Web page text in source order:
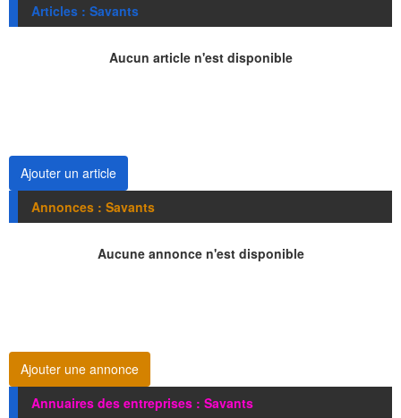
Articles : Savants
Aucun article n'est disponible
Ajouter un article
Annonces : Savants
Aucune annonce n'est disponible
Ajouter une annonce
Annuaires des entreprises : Savants